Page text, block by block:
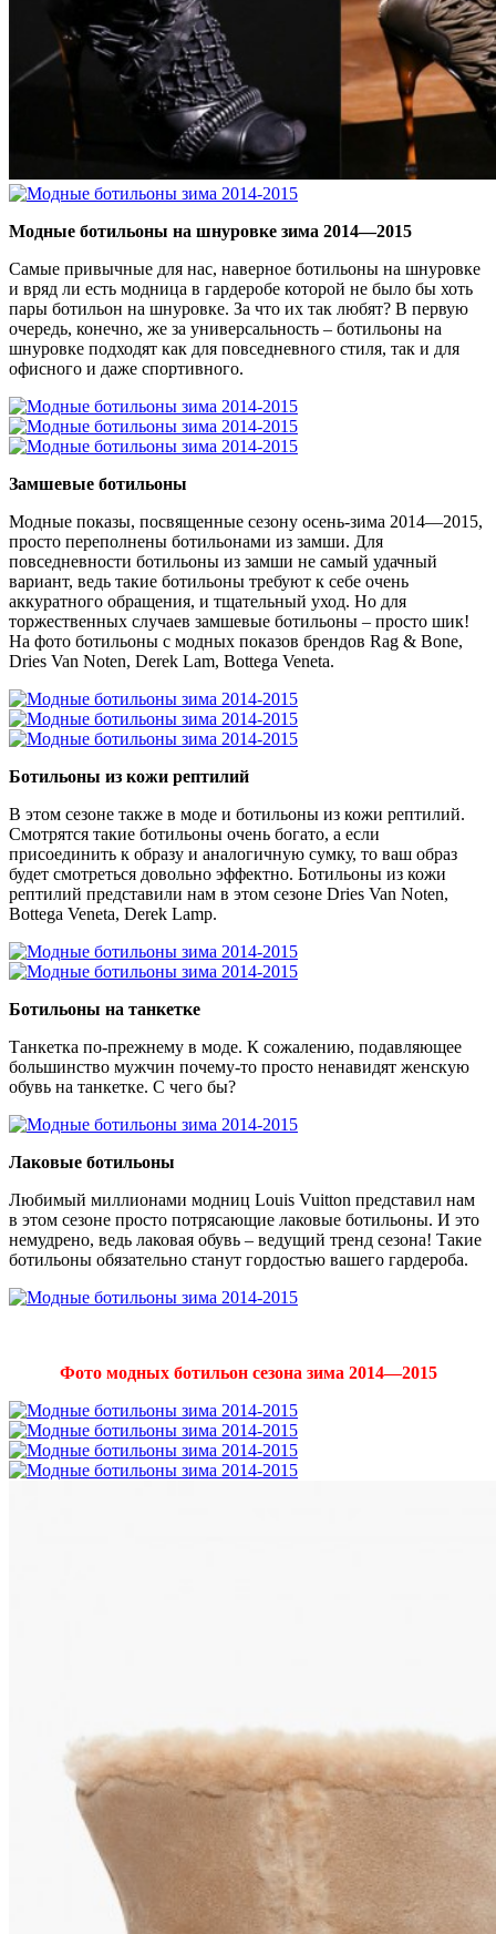
Модные ботильоны на шнуровке зима 2014—2015
Самые привычные для нас, наверное ботильоны на шнуровке
и вряд ли есть модница в гардеробе которой не было бы хоть
пары ботильон на шнуровке. За что их так любят? В первую
очередь, конечно, же за универсальность – ботильоны на
шнуровке подходят как для повседневного стиля, так и для
офисного и даже спортивного.
Замшевые ботильоны
Модные показы, посвященные сезону осень-зима 2014—2015,
просто переполнены ботильонами из замши. Для
повседневности ботильоны из замши не самый удачный
вариант, ведь такие ботильоны требуют к себе очень
аккуратного обращения, и тщательный уход. Но для
торжественных случаев замшевые ботильоны – просто шик!
На фото ботильоны с модных показов брендов Rag & Bone,
Dries Van Noten, Derek Lam, Bottega Veneta.
Ботильоны из кожи рептилий
В этом сезоне также в моде и ботильоны из кожи рептилий.
Смотрятся такие ботильоны очень богато, а если
присоединить к образу и аналогичную сумку, то ваш образ
будет смотреться довольно эффектно. Ботильоны из кожи
рептилий представили нам в этом сезоне Dries Van Noten,
Bottega Veneta, Derek Lamр.
Ботильоны на танкетке
Танкетка по-прежнему в моде. К сожалению, подавляющее
большинство мужчин почему-то просто ненавидят женскую
обувь на танкетке. С чего бы?
Лаковые ботильоны
Любимый миллионами модниц Louis Vuitton представил нам
в этом сезоне просто потрясающие лаковые ботильоны. И это
немудрено, ведь лаковая обувь – ведущий тренд сезона! Такие
ботильоны обязательно станут гордостью вашего гардероба.
Фото модных ботильон сезона зима 2014—2015